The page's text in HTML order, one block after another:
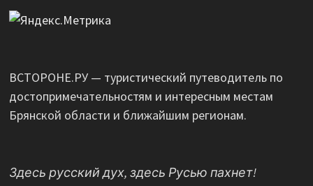
ВСТОРОНЕ.РУ — туристический путеводитель по
достопримечательностям и интересным местам
Брянской области и ближайшим регионам.
Здесь русский дух, здесь Русью пахнет!